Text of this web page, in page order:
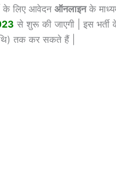
के लिए आवेदन ऑनलाइनके
से शुरू की जाएगी | इस
तक कर सकते हैं |